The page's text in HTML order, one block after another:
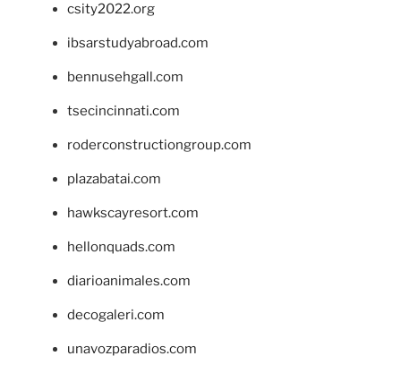
csity2022.org
ibsarstudyabroad.com
bennusehgall.com
tsecincinnati.com
roderconstructiongroup.com
plazabatai.com
hawkscayresort.com
hellonquads.com
diarioanimales.com
decogaleri.com
unavozparadios.com